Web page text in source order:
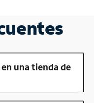
una tienda de